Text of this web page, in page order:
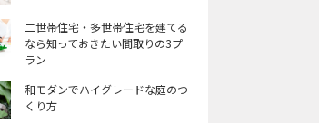
二世帯住宅・多世帯住宅を建てる
なら知っておきたい間取りの3プ
ラン
和モダンでハイグレードな庭のつ
くり方